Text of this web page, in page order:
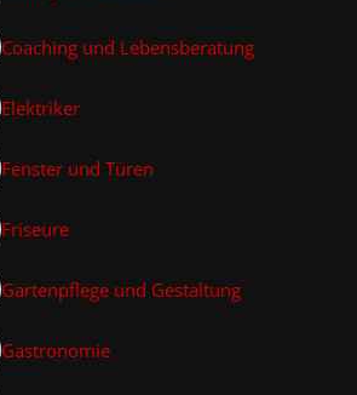
Coaching und Lebensberatung
Elektriker
Fenster und Türen
Friseure
Gartenpflege und Gestaltung
Gastronomie